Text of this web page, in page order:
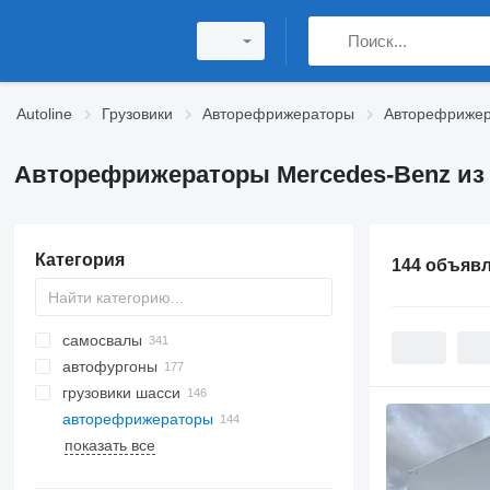
Autoline Грузовики Авторефрижераторы
Авторефрижераторы Mercedes-Benz из
Категория
самосвалы
автофургоны
грузовики шасси
авторефрижераторы
показать все
144